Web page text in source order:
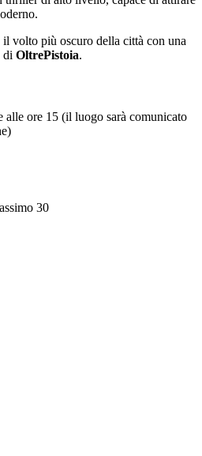
volto più oscuro della città con una
di OltrePistoia.
alle ore 15 (il luogo sarà comunicato
30